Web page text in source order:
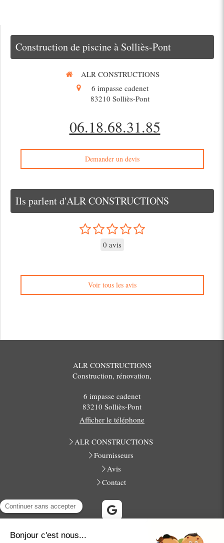
Construction de piscine à Solliès-Pont
ALR CONSTRUCTIONS
6 impasse cadenet
83210 Solliès-Pont
06.18.68.31.85
Demander un devis
Ils parlent d'ALR CONSTRUCTIONS
0 avis
Voir tous les avis
ALR CONSTRUCTIONS
Construction, rénovation,
6 impasse cadenet
83210 Solliès-Pont
Afficher le téléphone
ALR CONSTRUCTIONS
Fournisseurs
Avis
Contact
La Farlède, Solliès-Toucas, La Crau, Cuers, La Garde, Pierrefeu-